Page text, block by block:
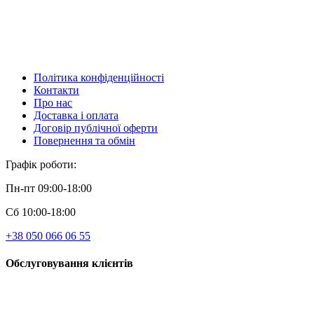
Політика конфіденційності
Контакти
Про нас
Доставка і оплата
Договір публічної оферти
Повернення та обмін
Графік роботи:
Пн-пт 09:00-18:00
Сб 10:00-18:00
+38 050 066 06 55
Обслуговування клієнтів